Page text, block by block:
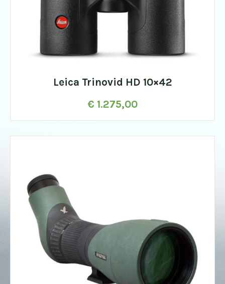
Leica Trinovid HD 10×42
€ 1.275,00